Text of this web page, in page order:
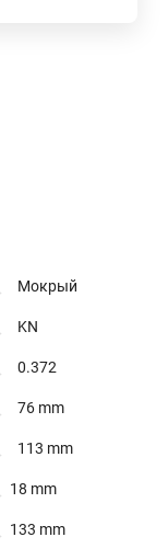
Мокрый
KN
0.372
76 mm
113 mm
18 mm
133 mm